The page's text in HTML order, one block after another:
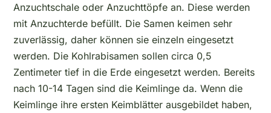
Anzuchtschale oder Anzuchttöpfe an. Diese werden
mit Anzuchterde befüllt. Die Samen keimen sehr
zuverlässig, daher können sie einzeln eingesetzt
werden. Die Kohlrabisamen sollen circa 0,5
Zentimeter tief in die Erde eingesetzt werden. Bereits
nach 10-14 Tagen sind die Keimlinge da. Wenn die
Keimlinge ihre ersten Keimblätter ausgebildet haben,